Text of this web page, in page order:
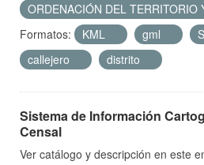
ORDENACIÓN DEL TERRITORIO
Formatos:
KML gml
callejero
distrito
Sistema de Información
Censal
Ver catálogo y descripción en este